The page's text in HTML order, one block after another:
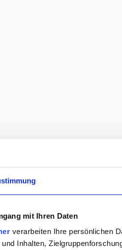
mit Ihren Daten
verarbeiten Ihre persönlichen
Inhalten,